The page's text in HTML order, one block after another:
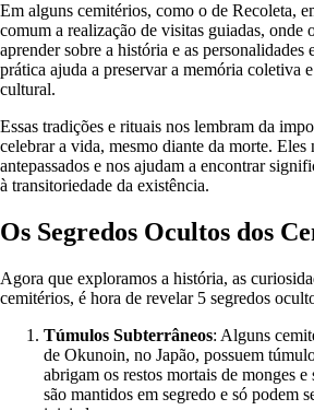
Em alguns cemitérios, como o de Recoleta,
comum a realização de visitas guiadas, onde
aprender sobre a história e as personalidades
prática ajuda a preservar a memória coletiva
cultural.
Essas tradições e rituais nos lembram da
celebrar a vida, mesmo diante da morte. Eles
antepassados e nos ajudam a encontrar
à transitoriedade da existência.
Os Segredos Ocultos dos
Agora que exploramos a história, as
cemitérios, é hora de revelar 5 segredos
Túmulos Subterrâneos: Alguns
de Okunoin, no Japão, possuem
abrigam os restos mortais de monges e
são mantidos em segredo e só podem